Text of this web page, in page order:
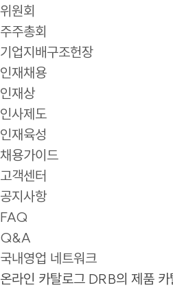
위원회
주주총회
기업지배구조헌장
인재채용
인재상
인사제도
인재육성
채용가이드
고객센터
공지사항
FAQ
Q&A
국내영업 네트워크
온라인 카탈로그 DRB의 제품 카